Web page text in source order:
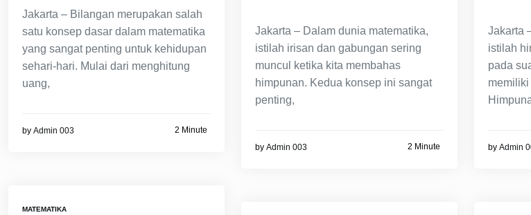
Jakarta – Bilangan merupakan salah
satu konsep dasar dalam matematika
yang sangat penting untuk kehidupan
sehari-hari. Mulai dari menghitung
uang,
by Admin 003 2 Minute
Jakarta – Dalam dunia matematika,
istilah irisan dan gabungan sering
muncul ketika kita membahas
himpunan. Kedua konsep ini sangat
penting,
by Admin 003 2 Minute
Jakarta
istilah
pada
by Admin
MATEMATIKA